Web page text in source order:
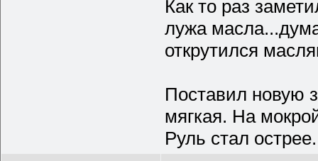
Как то раз
лужа
открутился
Поставил новую
мягкая. На
Руль стал